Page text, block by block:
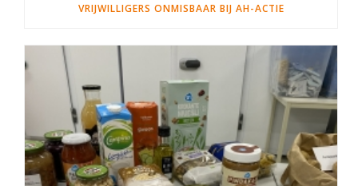
VRIJWILLIGERS ONMISBAAR BIJ AH-ACTIE